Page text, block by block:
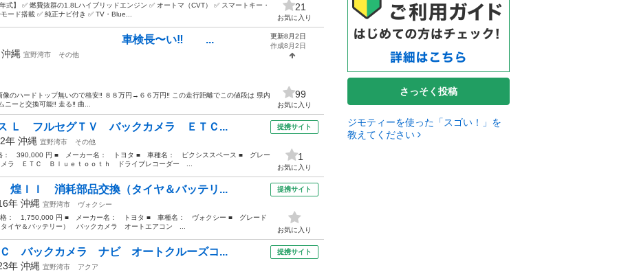
式】 ✅ 燃費抜群の1.8Lハイブリッドエンジン ✅ オートマ（CVT） ✅ スマートキー・
ード搭載 ✅ 純正ナビ付き ✅ TV・Blue...
21
お気に入り
ー‼️ 車検長〜い‼️ ...
沖縄 宜野湾市 その他
像のハードトップ無いので格安‼️ ８８万円→６６万円‼️ この走行距離でこの値段は 県内
ーと交換可能‼️ 走る‼️ 曲...
更新8月2日
作成8月2日
99
お気に入り
ス Ｌ フルセグＴＶ バックカメラ ＥＴＣ...
年 沖縄 宜野湾市
その他
： 390,000 円 ■ メーカー名： トヨタ ■ 車種名： ピクシススペース ■ グレー
ラ ＥＴＣ Ｂｌｕｅｔｏｏｔｈ ドライブレコーダー ...
提携サイト
1
お気に入り
煌ＩＩ 消耗部品交換（タイヤ＆バッテリ...
年 沖縄 宜野湾市
ヴォクシー
： 1,750,000 円 ■ メーカー名： トヨタ ■ 車種名： ヴォクシー ■ グレード
ヤ＆バッテリー） バックカメラ オートエアコン ...
提携サイト
お気に入り
Ｃ バックカメラ ナビ オートクルーズコ...
年 沖縄 宜野湾市
アクア
提携サイト
さっそく投稿
ジモティーを使った「スゴい！」を
教えてください